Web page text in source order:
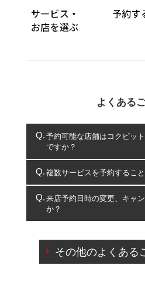
よくある
予約可能な店舗はコクピッ
ですか？
コクピット・タイヤ館のみ
複数サービスを予約するこ
複数サービスのご予約は可
一部の商品・サービスの組み合
出来ないものもございます。
来店予約日時の変更、キャ
か？
ご来店予約日の3営業日前を
の日時変更につきましては
その他のよくある